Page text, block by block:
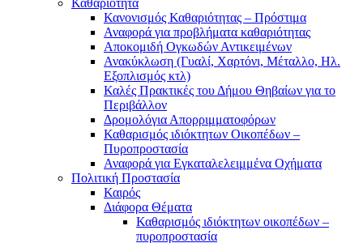
Κανονισμός Καθαριότητας – Πρόστιμα
Αναφορά για προβλήματα καθαριότητας
Αποκομιδή Ογκωδών Αντικειμένων
Ανακύκλωση (Γυαλί, Χαρτόνι, Μέταλλο, Ηλ.
Εξοπλισμός κτλ)
Καλές Πρακτικές του Δήμου Θηβαίων για το
Περιβάλλον
Δρομολόγια Απορριμματοφόρων
Καθαρισμός ιδιόκτητων Οικοπέδων –
Πυροπροστασία
Αναφορά για Εγκαταλελειμμένα Οχήματα
Πολιτική Προστασία
Καιρός
Διάφορα Θέματα
Καθαρισμός ιδιόκτητων οικοπέδων –
πυροπροστασία